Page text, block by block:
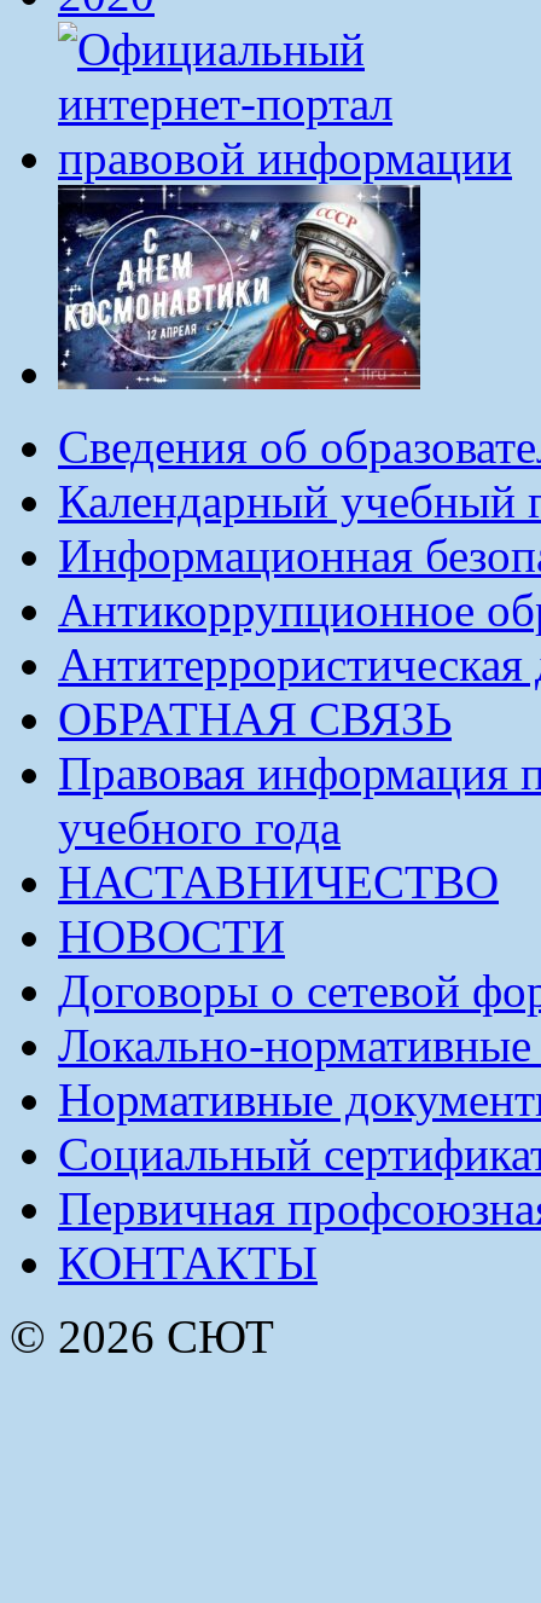
Сведения об
Календарный учебный
Информационная
Антикоррупционное
Антитеррористическая
ОБРАТНАЯ СВЯЗЬ
Правовая информация
учебного года
НАСТАВНИЧЕСТВО
НОВОСТИ
Договоры о сетевой
Локально-
Нормативные
Социальный
Первичная
КОНТАКТЫ
© 2026 СЮТ